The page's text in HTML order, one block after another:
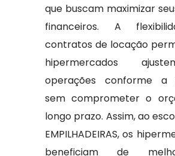
que buscam maximizar
financeiros. A
contratos de locação
hipermercados
operações conforme a
sem comprometer o
longo prazo. Assim, ao
EMPILHADEIRAS, os
beneficiam de